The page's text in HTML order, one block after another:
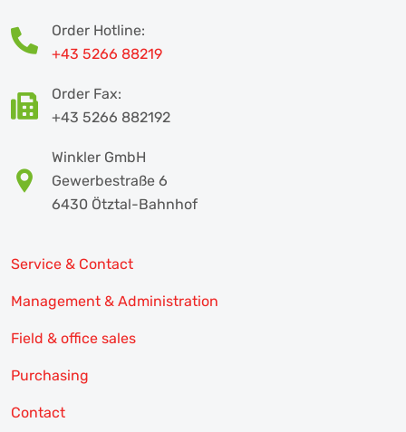
Order Hotline:
+43 5266 88219
Order Fax:
+43 5266 882192
Winkler GmbH
Gewerbestraße 6
6430 Ötztal-Bahnhof
Service & Contact
Management & Administration
Field & office sales
Purchasing
Contact